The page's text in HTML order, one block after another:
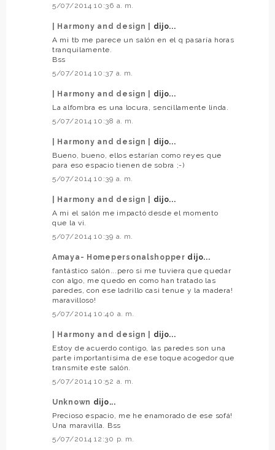
5/07/2014 10:36 a. m.
| Harmony and design |
dijo...
A mi tb me parece un salón en el q pasaría horas
tranquilamente.
Bss
5/07/2014 10:37 a. m.
| Harmony and design |
dijo...
La alfombra es una locura, sencillamente linda.
5/07/2014 10:38 a. m.
| Harmony and design |
dijo...
Bueno, bueno, ellos estarían como reyes que
para eso espacio tienen de sobra ;-)
5/07/2014 10:39 a. m.
| Harmony and design |
dijo...
A mi el salón me impactó desde el momento
que la vi.
5/07/2014 10:39 a. m.
Amaya- Homepersonalshopper dijo...
fantástico salón...pero si me tuviera que quedar
con algo, me quedo en como han tratado las
paredes, con ese ladrillo casi tenue y la madera!
maravilloso!
5/07/2014 10:40 a. m.
| Harmony and design |
dijo...
Estoy de acuerdo contigo, las paredes son una
parte importantísima de ese toque acogedor que
transmite este salón.
5/07/2014 10:52 a. m.
Unknown dijo...
Precioso espacio, me he enamorado de ese sofá!
Una maravilla. Bss
5/07/2014 12:30 p. m.